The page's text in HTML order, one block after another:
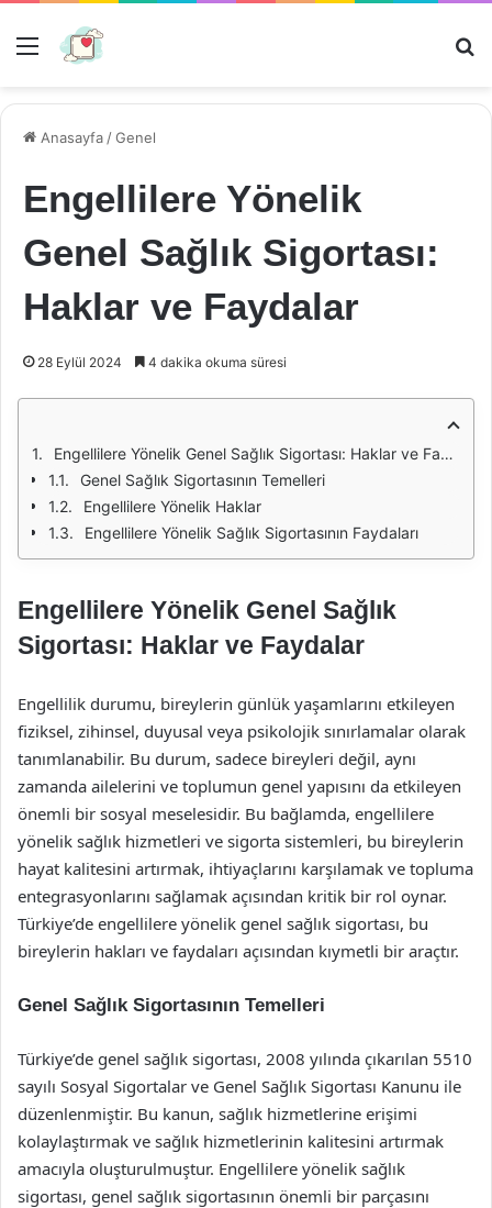
Menü
Anasayfa /Genel
Engellilere Yönelik
Genel Sağlık Sigortası:
Haklar ve Faydalar
28 Eylül 2024 4 dakika okuma süresi
Engellilere Yönelik Genel Sağlık Sigortası: Haklar ve Faydalar
Genel Sağlık Sigortasının Temelleri
Engellilere Yönelik Haklar
Engellilere Yönelik Sağlık Sigortasının Faydaları
Engellilere Yönelik Genel Sağlık
Sigortası: Haklar ve Faydalar
Engellilik durumu, bireylerin günlük yaşamlarını etkileyen
fiziksel, zihinsel, duyusal veya psikolojik sınırlamalar olarak
tanımlanabilir. Bu durum, sadece bireyleri değil, aynı
zamanda ailelerini ve toplumun genel yapısını da etkileyen
önemli bir sosyal meselesidir. Bu bağlamda, engellilere
yönelik sağlık hizmetleri ve sigorta sistemleri, bu bireylerin
hayat kalitesini artırmak, ihtiyaçlarını karşılamak ve topluma
entegrasyonlarını sağlamak açısından kritik bir rol oynar.
Türkiye’de engellilere yönelik genel sağlık sigortası, bu
bireylerin hakları ve faydaları açısından kıymetli bir araçtır.
Genel Sağlık Sigortasının Temelleri
Türkiye’de genel sağlık sigortası, 2008 yılında çıkarılan 5510
sayılı Sosyal Sigortalar ve Genel Sağlık Sigortası Kanunu ile
düzenlenmiştir. Bu kanun, sağlık hizmetlerine erişimi
kolaylaştırmak ve sağlık hizmetlerinin kalitesini artırmak
amacıyla oluşturulmuştur. Engellilere yönelik sağlık
sigortası, genel sağlık sigortasının önemli bir parçasını